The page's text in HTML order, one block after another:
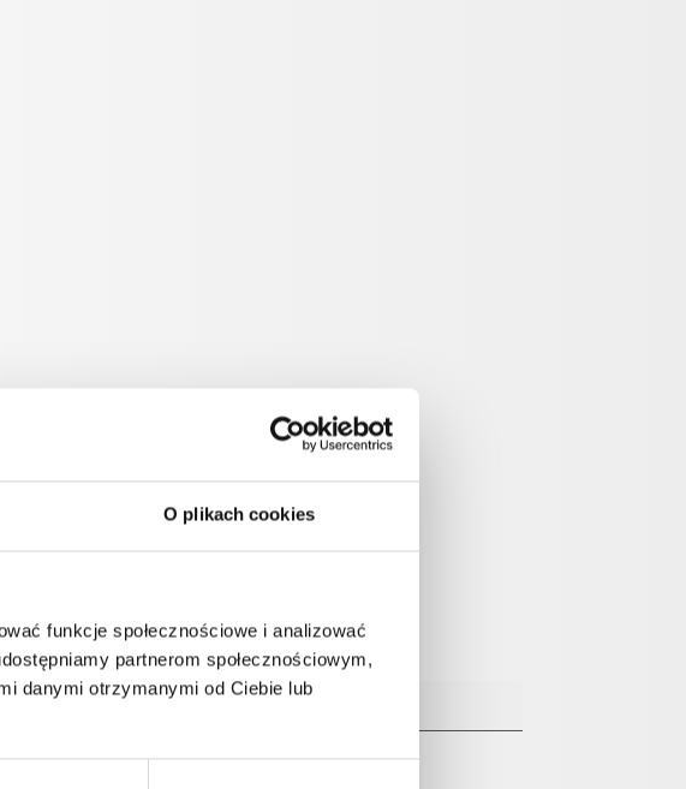
O plikach cookies
funkcje społecznościowe i analizować
partnerom społecznościowym,
danymi otrzymanymi od Ciebie lub